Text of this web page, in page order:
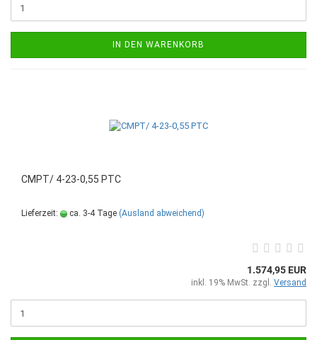
IN DEN WARENKORB
CMPT/ 4-23-0,55 PTC
Lieferzeit: ca. 3-4 Tage (Ausland abweichend)
1.574,95 EUR
inkl. 19% MwSt. zzgl. Versand